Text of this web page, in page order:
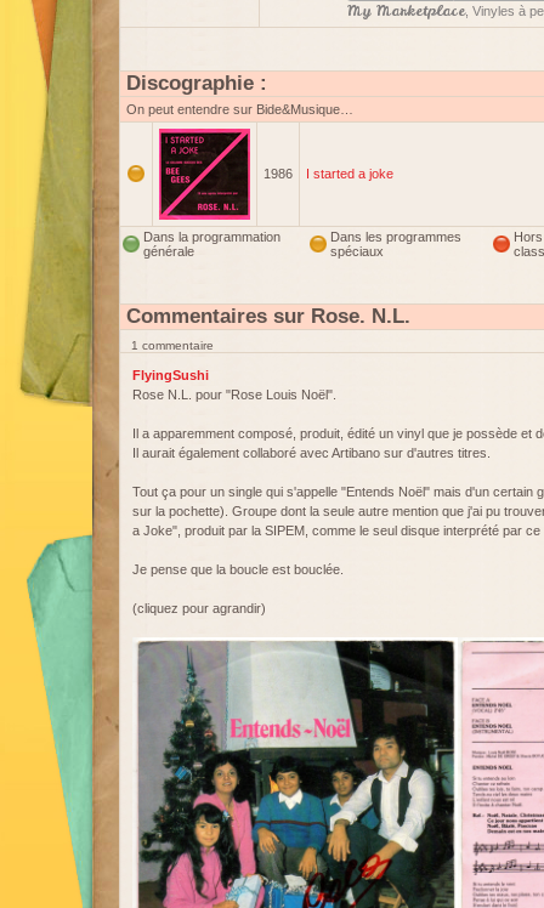
My Marketplace, Vinyles à
Discographie :
On peut entendre sur Bide&Musique…
1986 I started a joke
Dans la programmation
générale
Dans les programmes
spéciaux
Hors
Commentaires sur Rose. N.L.
1 commentaire
FlyingSushi
Rose N.L. pour "Rose Louis Noël".
Il a apparemment composé, produit, édité un vinyl que je possède et
Il aurait également collaboré avec Artibano sur d'autres titres.
Tout ça pour un single qui s'appelle "Entends Noël" mais d'un certain
sur la pochette). Groupe dont la seule autre mention que j'ai pu
a Joke", produit par la SIPEM, comme le seul disque interprété par
Je pense que la boucle est bouclée.
(cliquez pour agrandir)